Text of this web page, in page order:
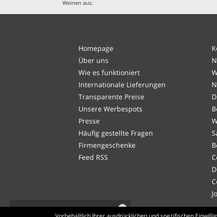
Dieses Produkt ist fast
Weinen aus.
Homepage
Über uns
Wie es funktioniert
Internationale Lieferungen
Transparente Preise
Unsere Werbespots
Presse
Häufig gestellte Fragen
Firmengeschenke
Feed RSS